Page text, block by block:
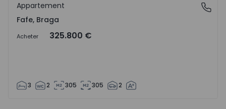
Fafe, Braga
Appartement
Fafe, Braga
Acheter 325.800 €
3 2 305 305 2